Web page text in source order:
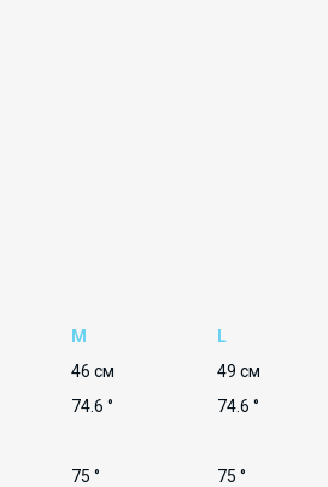
M L
46 см 49 см
74.6 ° 74.6 °
75 ° 75 °